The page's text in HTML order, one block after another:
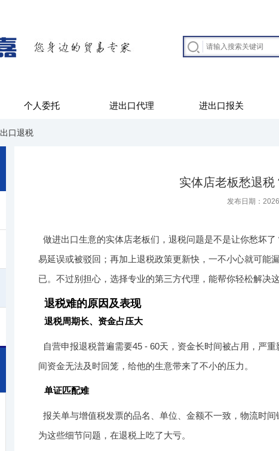
个人委托 进出口代理 进出口报关
出口退税
实体店老板愁退税
发布日期：
做进出口生意的实体店老板们，退税问题是不是让你愁坏
易延误或被驳回；再加上退税政策更新快，一不小心就可能
已。不过别担心，选择专业的第三方代理，能帮你轻松解决这
退税难的原因及表现
退税周期长、资金占压大
自营申报退税普遍需要45 - 60天，资金长时间被占用，严
间资金无法及时回笼，给他的生意带来了不小的压力。
单证匹配难
报关单与增值税发票的品名、单位、金额不一致，物流时
为这些细节问题，在退税上吃了大亏。